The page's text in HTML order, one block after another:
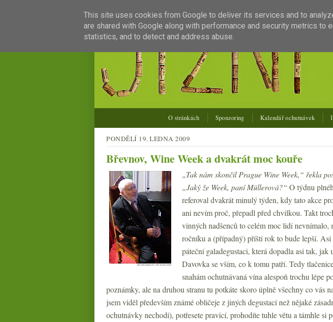
O stránkách Sponzoring Kalendář ochutnávek
PONDĚLÍ 19. LEDNA 2009
Břevnov, Wine Week a dvakrát moc kouře
„Tak nám skončil Prague Wine Week,“ řekla
„Jaký že Week, paní Müllerová?“ O týdnu
referoval dvakrát minulý týden, kdy tato akce
ani nevím proč, přepadl před chvilkou. Takt
vinných nadšenců to celém moc lidí nevnímalo,
ročníku a (případný) příští rok to bude lepší.
páteční galadegustaci, která dopadla asi tak, jak
Davovka se vším, co k tomu patří. Tedy
snahám ochutnávaná vína alespoň trochu lépe
poznámky, ale na druhou stranu tu potkáte skoro úplně všechny co vás
jsem viděl především známé obličeje z jiných degustací než nějaké
ochutnávky nechodí), potřesete pravicí, prohodíte tuhle větu a támhle si
This site uses cookies from Google to deliver its services and to
are shared with Google along with performance and security metrics to
statistics, and to detect and address abuse.